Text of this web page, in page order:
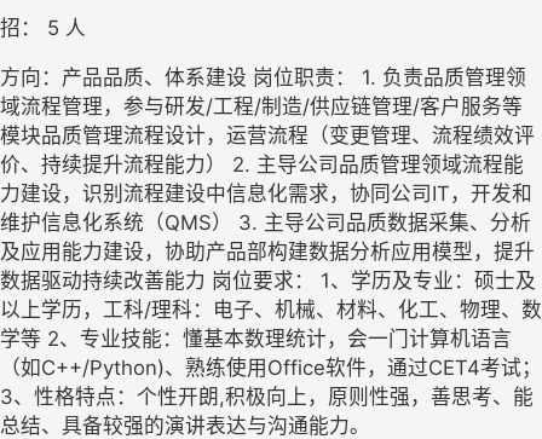
招： 5 人
方向：产品品质、体系建设 岗位职责： 1. 负责品质管理领
域流程管理，参与研发/工程/制造/供应链管理/客户服务等
模块品质管理流程设计，运营流程（变更管理、流程绩效评
价、持续提升流程能力） 2. 主导公司品质管理领域流程能
力建设，识别流程建设中信息化需求，协同公司IT，开发和
维护信息化系统（QMS） 3. 主导公司品质数据采集、分析
及应用能力建设，协助产品部构建数据分析应用模型，提升
数据驱动持续改善能力 岗位要求： 1、学历及专业：硕士及
以上学历，工科/理科：电子、机械、材料、化工、物理、数
学等 2、专业技能：懂基本数理统计，会一门计算机语言
（如C++/Python)、熟练使用Office软件，通过CET4考试；
3、性格特点：个性开朗,积极向上，原则性强，善思考、能
总结、具备较强的演讲表达与沟通能力。